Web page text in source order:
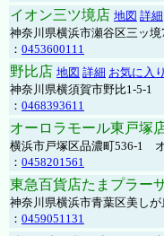
イオン三ツ境店 地図 詳細
神奈川県横浜市瀬谷区三ッ
： 0453600111
野比店 地図 詳細 お気に入
神奈川県横須賀市野比1-5-1
： 0468393611
オーロラモール東戸塚
横浜市戸塚区品濃町536-1
： 0458201561
東急百貨店たまプラー
神奈川県横浜市青葉区美し
： 0459051131